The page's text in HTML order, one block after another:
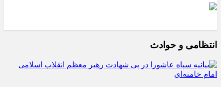
انتظامی و حوادث